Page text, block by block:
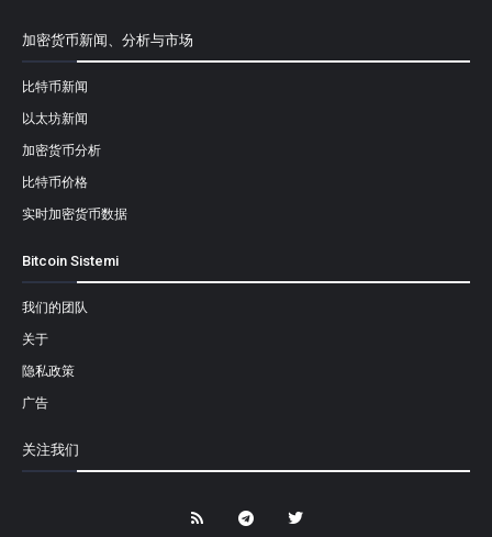
加密货币新闻、分析与市场
比特币新闻
以太坊新闻
加密货币分析
比特币价格
实时加密货币数据
Bitcoin Sistemi
我们的团队
关于
隐私政策
广告
关注我们